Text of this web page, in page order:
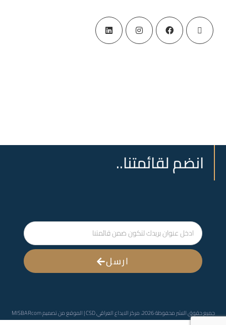
انضم لقائمتنا..
ارسل
جميع حقوق النشر محفوظة 2026، مركز الايداع العراقي CSD | الموقع من تصميم MISBARcom